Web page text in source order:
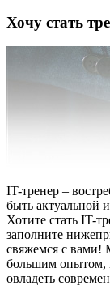
Хочу стать
IT-тренер –
быть актуальной
Хотите стать IT-
заполните
свяжемся с вами!
большим опытом,
овладеть